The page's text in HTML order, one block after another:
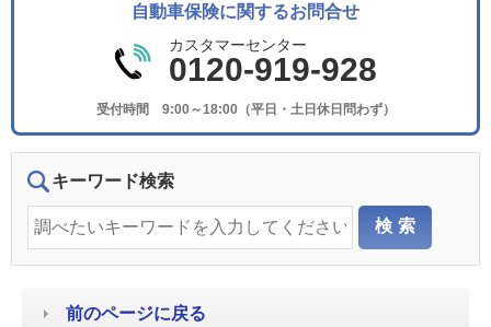
自動車保険に関するお問合せ
カスタマーセンター
0120-919-928
受付時間 9:00～18:00（平日・土日休日問わず）
キーワード検索
前のページに戻る